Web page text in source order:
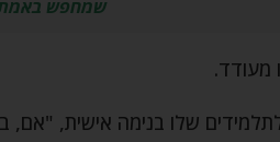
שמחפש באמת
מעודד.
שלו בנימה אישית, "אם,